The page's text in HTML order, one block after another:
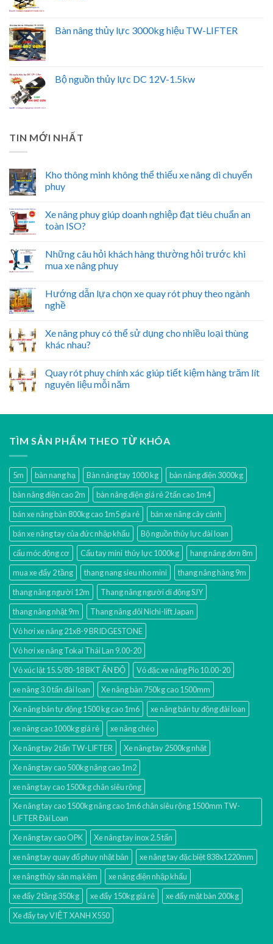
Bàn nâng thủy lực 3000kg hiệu TW-LIFTER
Bộ nguồn thủy lực DC 12V-1.5kw
TIN MỚI NHẤT
Kho thông minh không thể thiếu xe nâng di chuyển
phuy
Xe nâng phuy giúp doanh nghiệp đạt tiêu chuẩn an
toàn ISO?
Những câu hỏi khách hàng thường hỏi trước khi
mua xe nâng phuy
Hướng dẫn lựa chọn xe quay rót phuy theo ngành
nghề
Xe nâng phuy có thể sử dụng cho nhiều loại thùng
khác nhau?
Quay rót phuy chính xác giúp tiết kiệm hàng trăm lít
nguyên liệu mỗi năm
TÌM SẢN PHẨM THEO TỪ KHÓA
5m bàn nang hạ Bàn nâng tay 1000 kg
bàn nâng điện 3000kg
bàn nâng điện cao 2m
bàn nâng điện giá rẻ 2 tấn cao 1m4
bán xe nâng bàn 800kg cao 1m5 gía rẻ
bán xe nâng cây cảnh
bán xe nâng tay của đức nhập khẩu
Bộ nguồn thủy lực đài loan
cẩu móc động cơ
Cẩu tay mini thủy lực 1000kg
hang nâng đơn 8m
mua xe đẩy 2 tầng
thang nang sieu nho mini
thang nâng hàng 9m
thang nâng người 12m
Thang nâng người di động SJY
thang nâng nhật 9m
Thang nâng đôi Nichi-lift Japan
Vỏ hơi xe nâng 21x8-9 BRIDGESTONE
Vỏ hơi xe nâng Tokai Thái Lan 9.00-20
Vỏ xúc lật 15.5/80-18 BKT ẤN ĐỘ
Vỏ đặc xe nâng Pio 10.00-20
xe nâng 3.0 tấn đài loan
Xe nâng bàn 750kg cao 1500mm
Xe nâng bán tự động 1500 kg cao 1m6
xe nâng bán tự động đài loan
xe nâng cao 1000kg giá rẻ
xe nâng chéo
Xe nâng tay 2 tấn TW-LIFTER
Xe nâng tay 2500kg nhật
Xe nâng tay cao 500kg nâng cao 1m2
xe nâng tay cao 1500kg chân siêu rộng
Xe nâng tay cao 1500kg nâng cao 1m6 chân siêu rộng 1500mm TW-
LIFTER Đài Loan
Xe nâng tay cao OPK
Xe nâng tay inox 2.5 tấn
xe nâng tay quay đổ phuy nhật bản
xe nâng tay đặc biệt 838x1220mm
xe nâng thủy sản mạ kẽm
xe nâng điện nhập khấu
xe đẩy 2 tầng 350kg
xe đẩy 150kg giá rẻ
xe đẩy mặt bàn 200kg
Xe đẩy tay VIỆT XANH X550